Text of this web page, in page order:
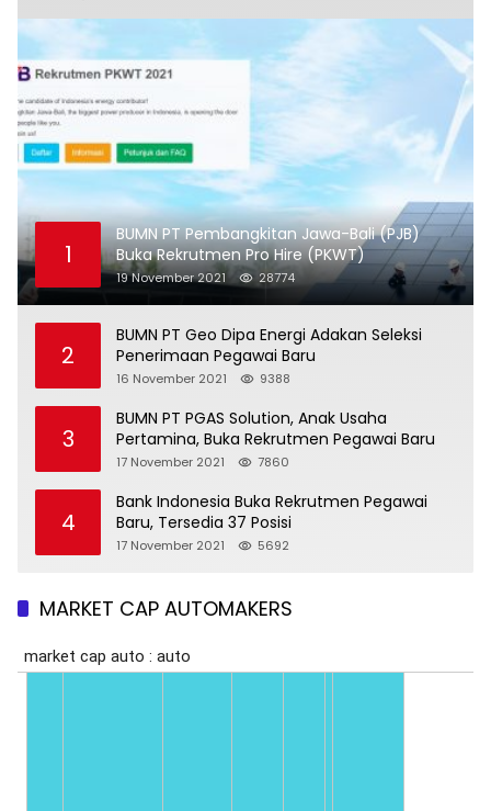
1
BUMN PT Pembangkitan Jawa-Bali (PJB)
Buka Rekrutmen Pro Hire (PKWT)
19 November 2021 28774
2
BUMN PT Geo Dipa Energi Adakan Seleksi
Penerimaan Pegawai Baru
16 November 2021 9388
3
BUMN PT PGAS Solution, Anak Usaha
Pertamina, Buka Rekrutmen Pegawai Baru
17 November 2021 7860
4
Bank Indonesia Buka Rekrutmen Pegawai
Baru, Tersedia 37 Posisi
17 November 2021 5692
MARKET CAP AUTOMAKERS